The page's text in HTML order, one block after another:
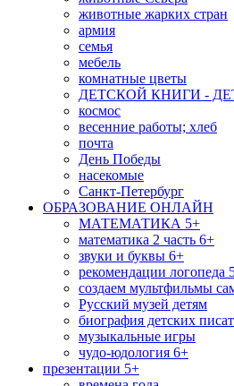
животные жарких стран
армия
семья
мебель
комнатные цветы
ДЕТСКОЙ КНИГИ -
космос
весенние работы; хлеб
почта
День Победы
насекомые
Санкт-Петербург
ОБРАЗОВАНИЕ ОНЛАЙН
МАТЕМАТИКА 5+
математика 2 часть 6+
звуки и буквы 6+
рекомендации логопеда
создаем мультфильмы
Русский музей детям
биография детских
музыкальные игры
чудо-юдология 6+
презентации 5+